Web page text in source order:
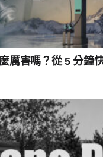
厲害嗎？從 5 分鐘